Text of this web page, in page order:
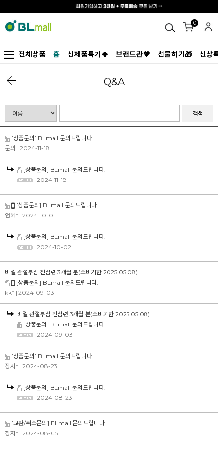
0
전체상품 홈 신제품특가🍀 브랜드관💖 선물하기🎁 신상
Q&A
검색
[상품문의] BLmall 문의드립니다.
문의 | 2024-11-18
[상품문의] BLmall 문의드립니다.
| 2024-11-18
[상품문의] BLmall 문의드립니다.
엄혜* | 2024-10-01
[상품문의] BLmall 문의드립니다.
| 2024-10-02
비엘 관절부심 천심련 3개월 분(소비기한 2025.05.08)
[상품문의] BLmall 문의드립니다.
kk* | 2024-09-03
비엘 관절부심 천심련 3개월 분(소비기한 2025.05.08)
[상품문의] BLmall 문의드립니다.
| 2024-09-03
[상품문의] BLmall 문의드립니다.
장지* | 2024-08-23
[상품문의] BLmall 문의드립니다.
| 2024-08-23
[교환/취소문의] BLmall 문의드립니다.
장지* | 2024-08-05